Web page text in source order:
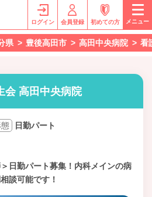
ログイン 会員登録 初めての方 メニュー
県 豊後高田市 高田中央病院 看
高田中央病院
日勤パート
日勤パート募集！内科メインの病
談可能です！